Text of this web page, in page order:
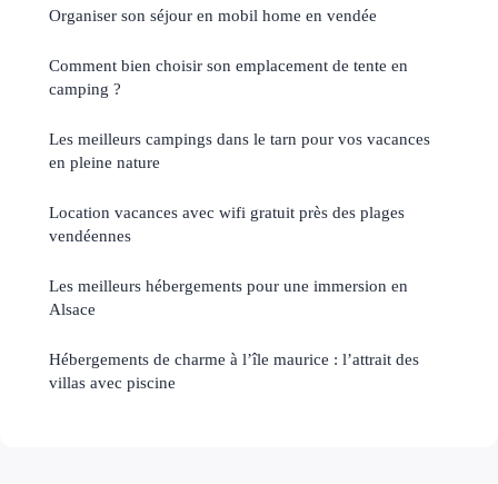
Organiser son séjour en mobil home en vendée
Comment bien choisir son emplacement de tente en
camping ?
Les meilleurs campings dans le tarn pour vos vacances
en pleine nature
Location vacances avec wifi gratuit près des plages
vendéennes
Les meilleurs hébergements pour une immersion en
Alsace
Hébergements de charme à l’île maurice : l’attrait des
villas avec piscine